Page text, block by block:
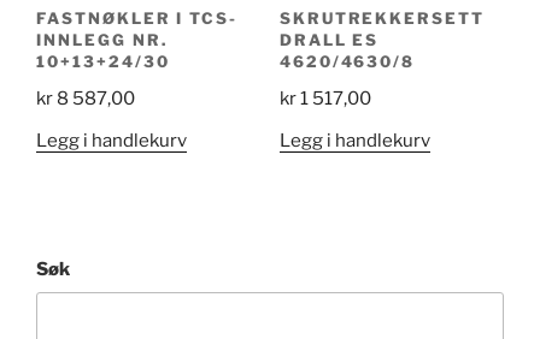
FASTNØKLER I TCS-
INNLEGG NR.
10+13+24/30
kr 8 587,00
Legg i handlekurv
SKRUTREKKERSETT
DRALL ES
4620/4630/8
kr1 517,00
Legg i handlekurv
Søk